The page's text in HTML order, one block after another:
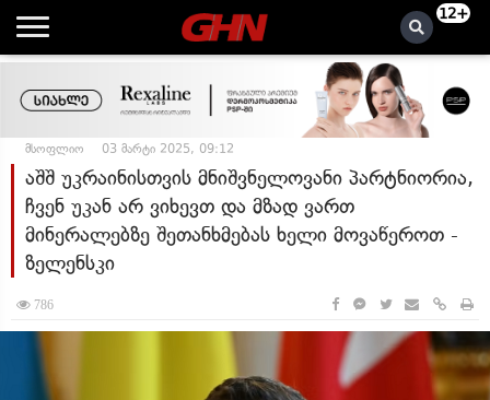
12+
მსოფლიო 03 მარტი 2025, 09:12
აშშ უკრაინისთვის მნიშვნელოვანი პარტნიორია,
ჩვენ უკან არ ვიხევთ და მზად ვართ
მინერალებზე შეთანხმებას ხელი მოვაწეროთ -
ზელენსკი
786